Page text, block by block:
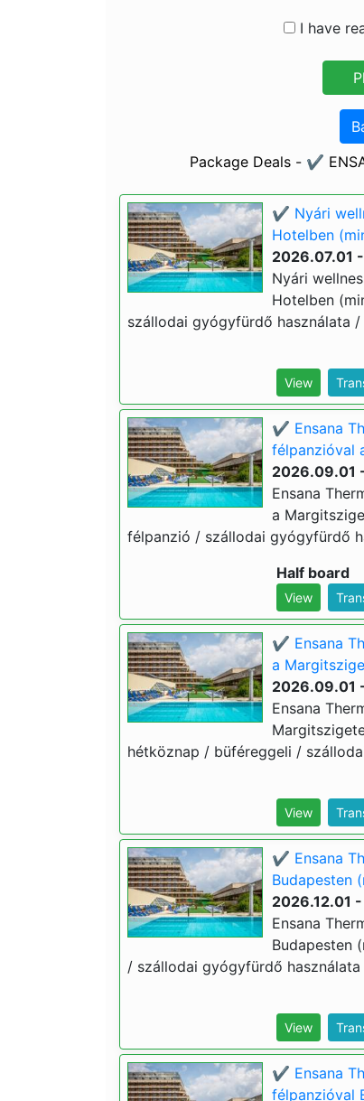
I have
Package Deals - ✔️
✔️ Nyári
Hotelben
2026.07.01
Nyári
Hotelben
szállodai gyógyfürdő használata
View
✔️ Ensana
félpanzióval
2026.09.01
Ensana
a
félpanzió / szállodai gyógyfürdő
Half board
View
✔️ Ensana
a
2026.09.01
Ensana
hétköznap / büféreggeli /
View
✔️ Ensana
Budapesten
2026.12.01
Ensana
Budapesten
/ szállodai gyógyfürdő
View
✔️ Ensana
félpanzióval